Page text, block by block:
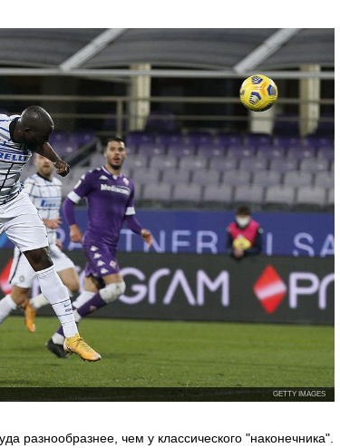
GETTY IMAGES
разнообразнее, чем у классического "наконечника".